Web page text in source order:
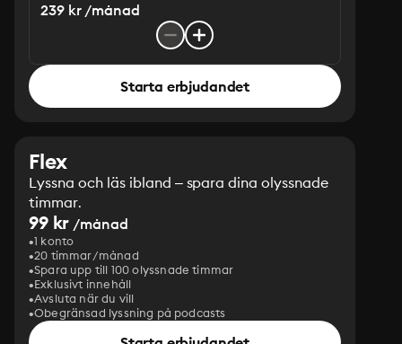
239 kr /månad
Starta erbjudandet
Flex
Lyssna och läs ibland – spara dina olyssnade
timmar.
99 kr /månad
1 konto
20 timmar/månad
Spara upp till 100 olyssnade timmar
Exklusivt innehåll
Avsluta när du vill
Obegränsad lyssning på podcasts